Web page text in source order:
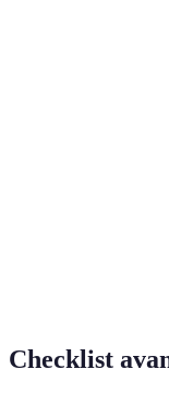
Checklist